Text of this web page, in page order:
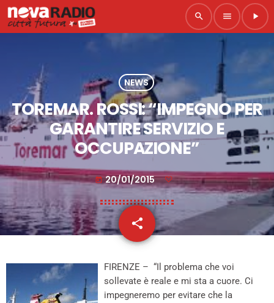
search menu play_arrow
NEWS
TOREMAR. ROSSI: “IMPEGNO PER
GARANTIRE SERVIZIO E
OCCUPAZIONE”
today 20/01/2015
share
email
FIRENZE – “Il problema che voi
sollevate è reale e mi sta a cuore. Ci
impegneremo per evitare che la